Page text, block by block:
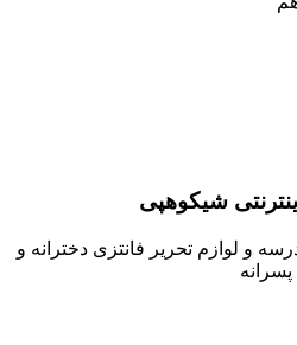
شیکوهپی
و لوازم تحریر فانتزی دخترانه و
پسرانه